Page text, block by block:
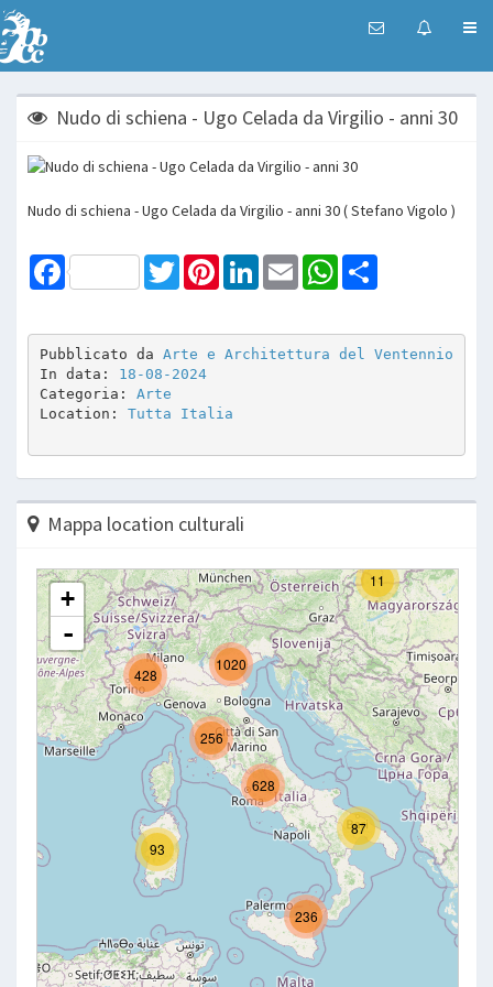
Nudo di schiena - Ugo Celada da Virgilio - anni 30
Nudo di schiena - Ugo Celada da Virgilio - anni 30 ( Stefano Vigolo )
Facebook TwitterPinterestLinkedInEmail WhatsApp
Pubblicato da Arte e Architettura del Ventennio
In data: 18-08-2024
Categoria: Arte
Location: Tutta Italia
Mappa location culturali